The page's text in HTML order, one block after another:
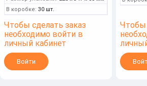
В коробке: 30 шт.
Чтобы сделать заказ
необходимо войти в
личный кабинет
Войти
Чтобы